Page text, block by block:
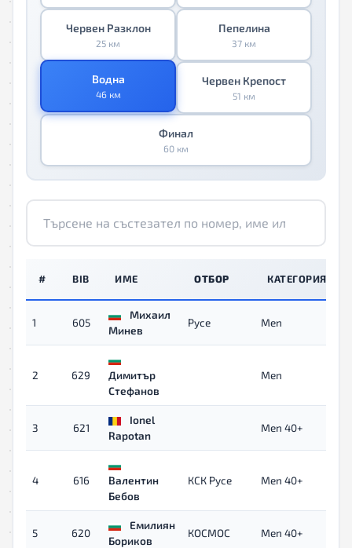
Червен Разклон
25 км
Пепелина
37 км
Водна
46 км
Червен Крепост
51 км
Финал
60 км
# BIB ИМЕ ОТБОР КАТЕГОРИЯ
1 605
Михаил
Минев
Русе Men
2 629
Димитър
Стефанов
Men
3 621
Ionel
Rapotan
Men 40+
4 616
Валентин
Бебов
КСК Русе Men 40+
5 620
Емилиян
Бориков
КОСМОС Men 40+